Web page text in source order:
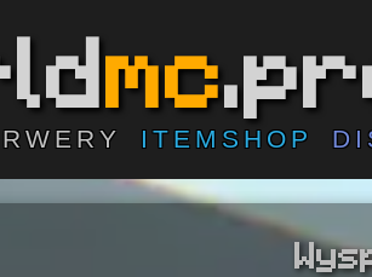
mc
ITEMSHOP